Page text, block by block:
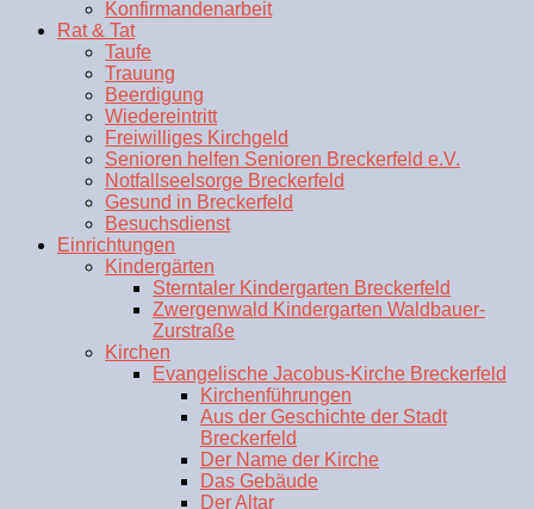
Konfirmandenarbeit
Rat & Tat
Taufe
Trauung
Beerdigung
Wiedereintritt
Freiwilliges Kirchgeld
Senioren helfen Senioren Breckerfeld e.V.
Notfallseelsorge Breckerfeld
Gesund in Breckerfeld
Besuchsdienst
Einrichtungen
Kindergärten
Sterntaler Kindergarten Breckerfeld
Zwergenwald Kindergarten Waldbauer-
Zurstraße
Kirchen
Evangelische Jacobus-Kirche Breckerfeld
Kirchenführungen
Aus der Geschichte der Stadt
Breckerfeld
Der Name der Kirche
Das Gebäude
Der Altar